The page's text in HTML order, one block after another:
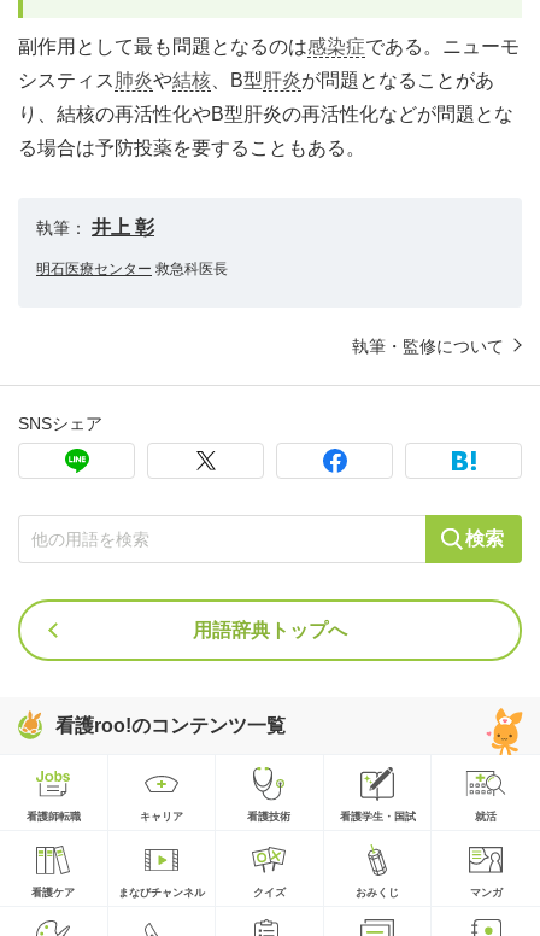
副作用として最も問題となるのは感染症である。ニューモ
システィス 肺炎や結核 、B型 肝炎が問題となることがあ
り、結核の再活性化やB型肝炎の再活性化などが問題とな
る場合は予防投薬を要することもある。
執筆： 井上 彰
明石医療センター 救急科医長
執筆・監修について
SNSシェア
検索
用語辞典トップへ
看護roo!のコンテンツ一覧
看護師転職 キャリア 看護技術 看護学生・国試 就活
看護ケア まなびチャンネル クイズ おみくじ マンガ